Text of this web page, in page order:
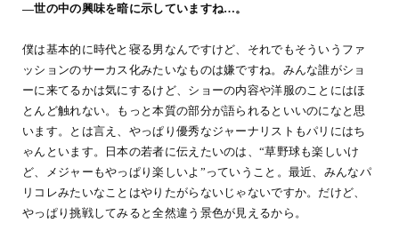
―世の中の興味を暗に示していますね…。
僕は基本的に時代と寝る男なんですけど、それでもそういうファ
ッションのサーカス化みたいなものは嫌ですね。みんな誰がショ
ーに来てるかは気にするけど、ショーの内容や洋服のことにはほ
とんど触れない。もっと本質の部分が語られるといいのになと思
います。とは言え、やっぱり優秀なジャーナリストもパリにはち
ゃんといます。日本の若者に伝えたいのは、“草野球も楽しいけ
ど、メジャーもやっぱり楽しいよ”っていうこと。最近、みんなパ
リコレみたいなことはやりたがらないじゃないですか。だけど、
やっぱり挑戦してみると全然違う景色が見えるから。